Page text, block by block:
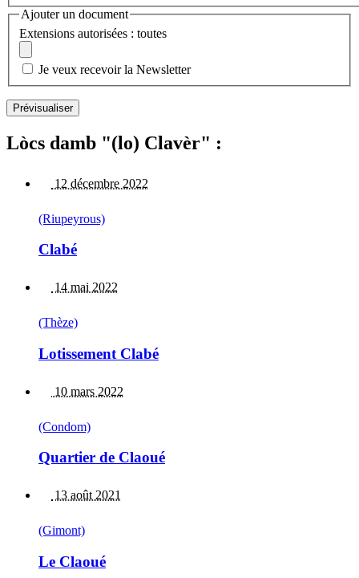
Ajouter un document
Extensions autorisées : toutes
Je veux recevoir la Newsletter
Lòcs damb "(lo) Clavèr" :
12 décembre 2022
(Riupeyrous)
Clabé
14 mai 2022
(Thèze)
Lotissement Clabé
10 mars 2022
(Condom)
Quartier de Claoué
13 août 2021
(Gimont)
Le Claoué